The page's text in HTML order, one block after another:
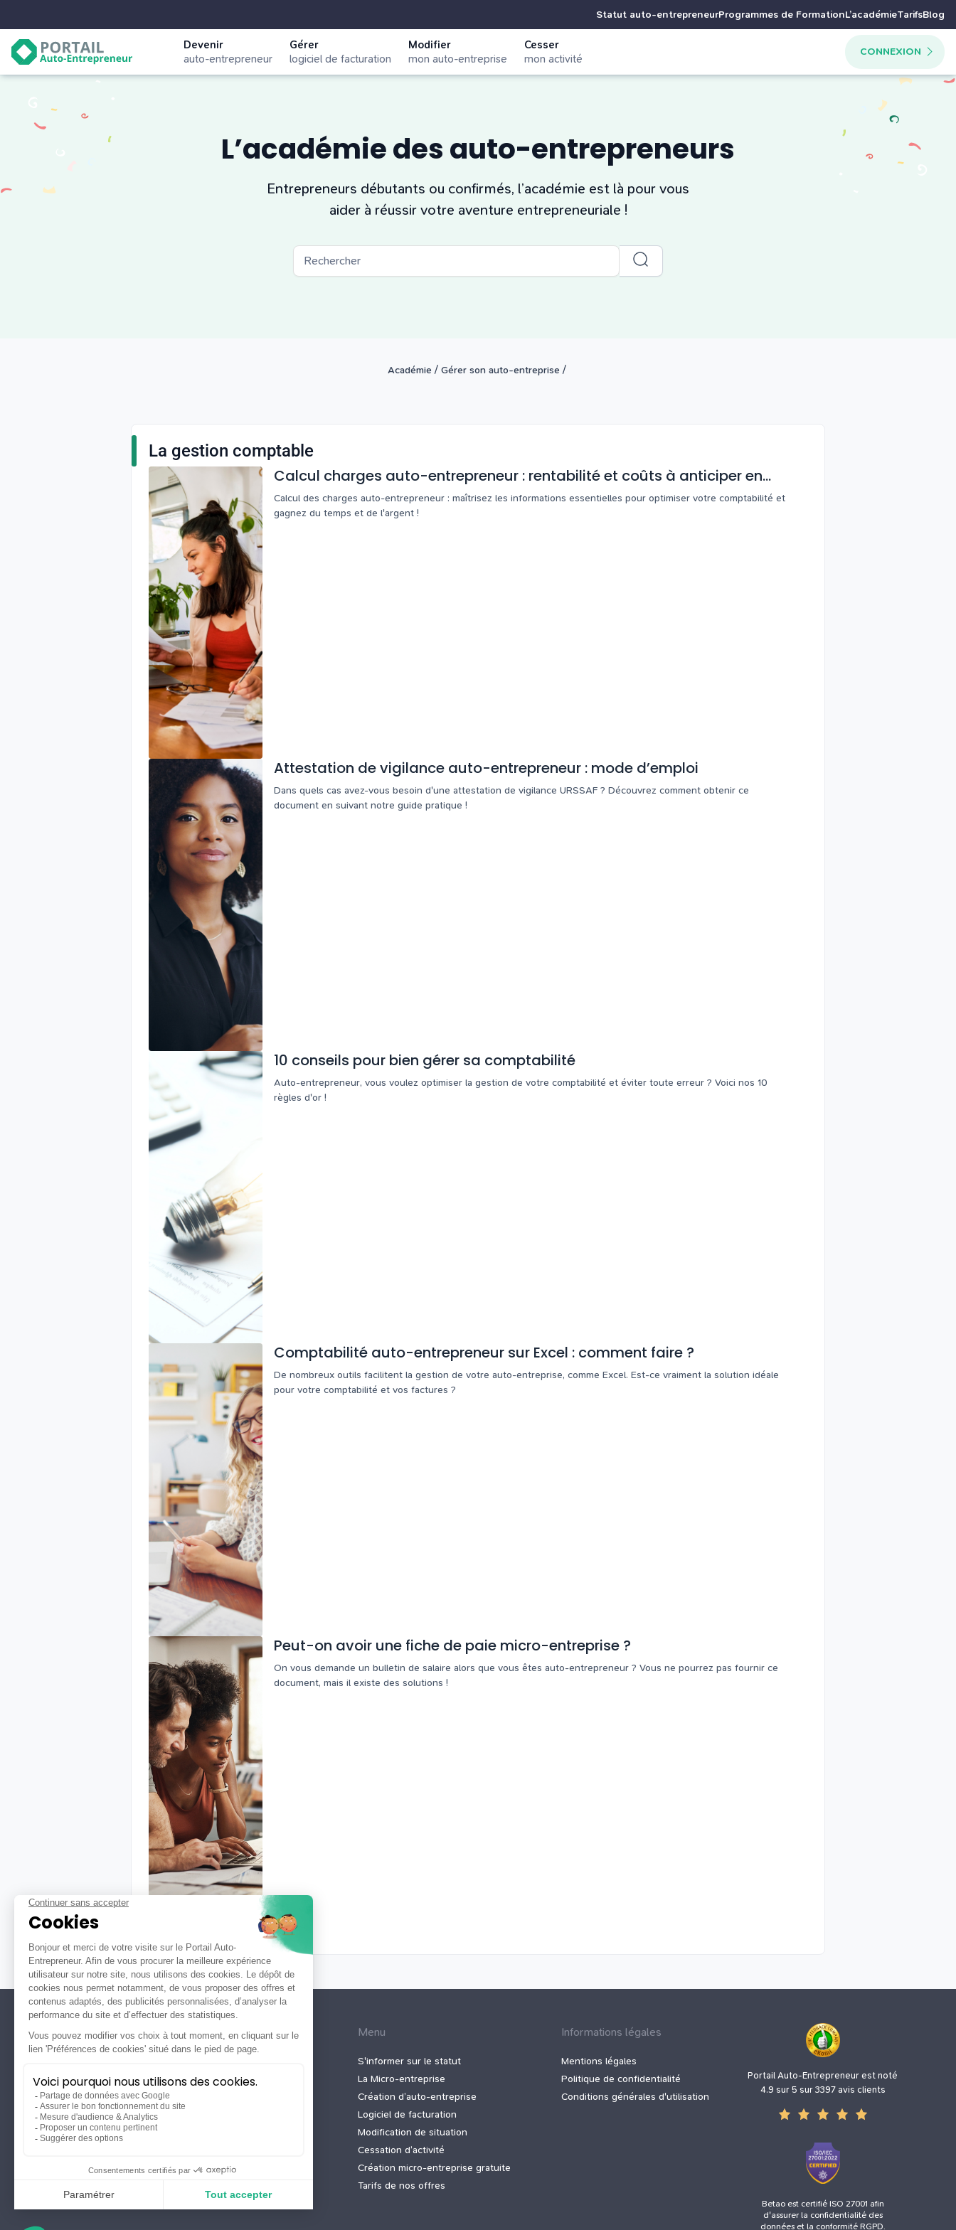
Statut auto-entrepreneurProgrammes de FormationL’académieTarifsBlog
Devenir
auto-entrepreneur
Gérer
logiciel de facturation
Modifier
mon auto-entreprise
Cesser
mon activité
CONNEXION
L’académie des auto-entrepreneurs
Entrepreneurs débutants ou confirmés, l’académie est là pour vous
aider à réussir votre aventure entrepreneuriale !
Académie / Gérer son auto-entreprise /
La gestion comptable
Calcul charges auto-entrepreneur : rentabilité et coûts à anticiper en
2026
Calcul des charges auto-entrepreneur : maîtrisez les informations essentielles pour optimiser votre comptabilité et
gagnez du temps et de l'argent !
Attestation de vigilance auto-entrepreneur : mode d’emploi
Dans quels cas avez-vous besoin d'une attestation de vigilance URSSAF ? Découvrez comment obtenir ce
document en suivant notre guide pratique !
10 conseils pour bien gérer sa comptabilité
Auto-entrepreneur, vous voulez optimiser la gestion de votre comptabilité et éviter toute erreur ? Voici nos 10
règles d'or !
Comptabilité auto-entrepreneur sur Excel : comment faire ?
De nombreux outils facilitent la gestion de votre auto-entreprise, comme Excel. Est-ce vraiment la solution idéale
pour votre comptabilité et vos factures ?
Peut-on avoir une fiche de paie micro-entreprise ?
On vous demande un bulletin de salaire alors que vous êtes auto-entrepreneur ? Vous ne pourrez pas fournir ce
document, mais il existe des solutions !
Portail Auto-Entrepreneur est noté
4.9 sur 5 sur 3397 avis clients
Betao est certifié ISO 27001 afin
d'assurer la confidentialité des
données et la conformité RGPD.
À propos
Presse
Menu
S'informer sur le statut
La Micro‑entreprise
Création d’auto‑entreprise
Logiciel de facturation
Modification de situation
Cessation d’activité
Création micro-entreprise gratuite
Tarifs de nos offres
Informations légales
Mentions légales
Politique de confidentialité
Conditions générales d'utilisation